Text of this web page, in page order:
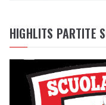
HIGHLITS PARTITE